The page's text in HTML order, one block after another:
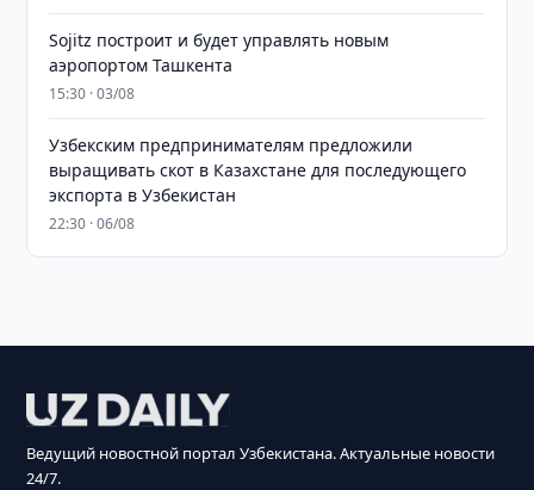
Sojitz построит и будет управлять новым
аэропортом Ташкента
15:30 · 03/08
Узбекским предпринимателям предложили
выращивать скот в Казахстане для последующего
экспорта в Узбекистан
22:30 · 06/08
Ведущий новостной портал Узбекистана. Актуальные новости
24/7.